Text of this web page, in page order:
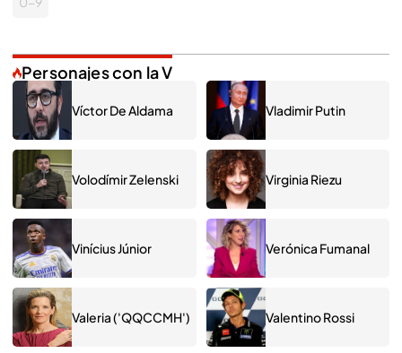
Personajes con la V
Víctor De Aldama Vladimir Putin
Volodímir Zelenski Virginia Riezu
Vinícius Júnior Verónica Fumanal
Valeria ('QQCCMH') Valentino Rossi